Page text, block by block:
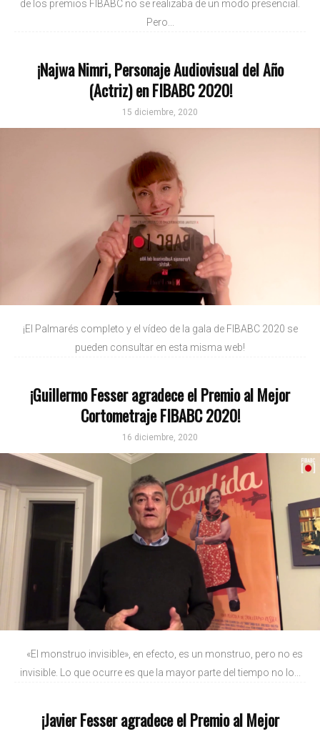
de los premios FIBABC no se realizaba de un modo presencial.
Pero...
¡Najwa Nimri, Personaje Audiovisual del Año
(Actriz) en FIBABC 2020!
15 diciembre, 2020
¡El Palmarés completo y el vídeo de la gala de FIBABC 2020 se
pueden consultar en esta misma web!
¡Guillermo Fesser agradece el Premio al Mejor
Cortometraje FIBABC 2020!
16 diciembre, 2020
«El monstruo invisible», en efecto, es un monstruo, pero no es
invisible. Lo que ocurre es que la mayor parte del tiempo no lo...
¡Javier Fesser agradece el Premio al Mejor